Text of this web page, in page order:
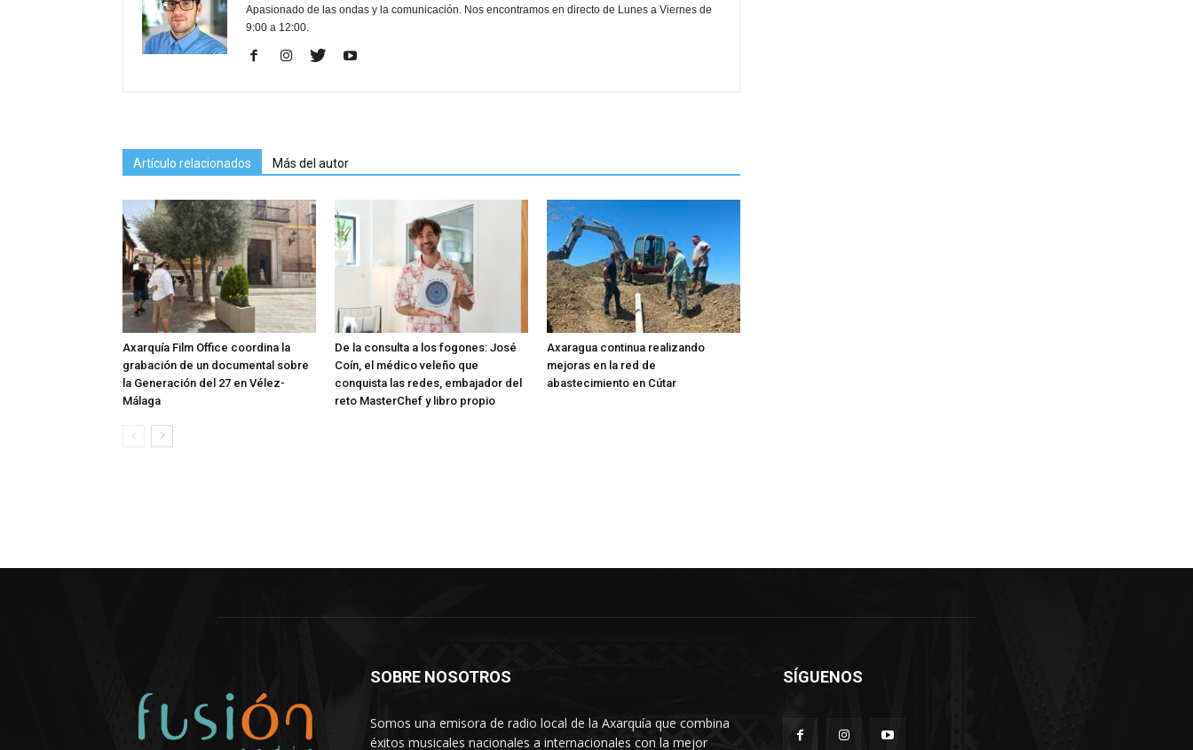
Apasionado de las ondas y la comunicación. Nos encontramos en directo de Lunes a Viernes de
9:00 a 12:00.
Artículo relacionados Más del autor
Axarquía Film Office coordina la
grabación de un documental sobre
la Generación del 27 en Vélez-
Málaga
De la consulta a los fogones: José
Coín, el médico veleño que
conquista las redes, embajador del
reto MasterChef y libro propio
Axaragua continua realizando
mejoras en la red de
abastecimiento en Cútar
SOBRE NOSOTROS
Somos una emisora de radio local de la Axarquía que combina
éxitos musicales nacionales a internacionales con la mejor
SÍGUENOS